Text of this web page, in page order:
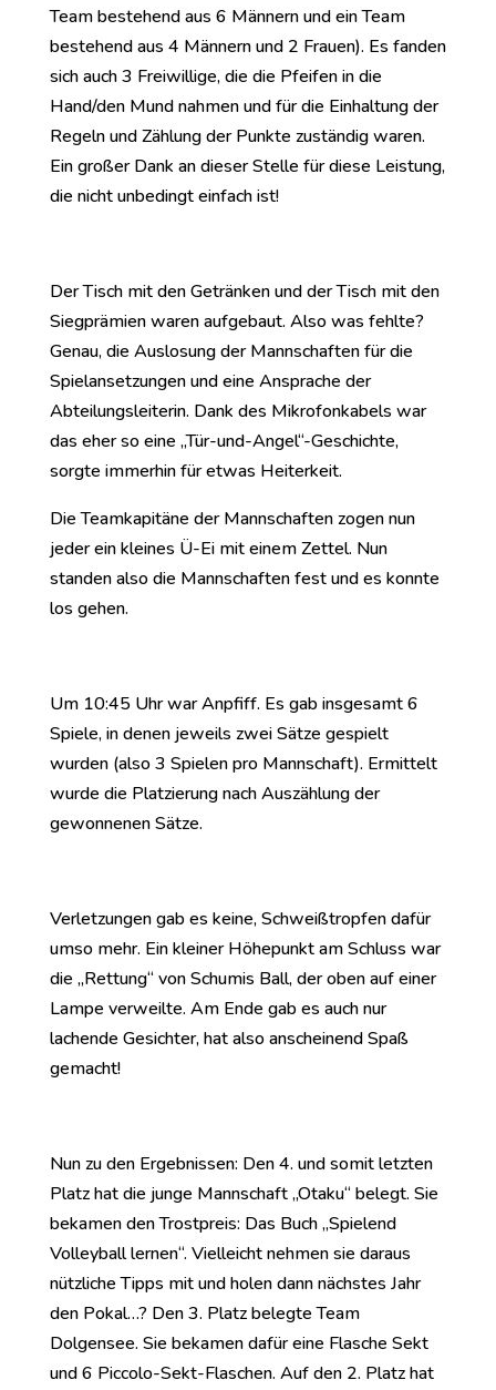
Team bestehend aus 6 Männern und ein Team
bestehend aus 4 Männern und 2 Frauen). Es fanden
sich auch 3 Freiwillige, die die Pfeifen in die
Hand/den Mund nahmen und für die Einhaltung der
Regeln und Zählung der Punkte zuständig waren.
Ein großer Dank an dieser Stelle für diese Leistung,
die nicht unbedingt einfach ist!
Der Tisch mit den Getränken und der Tisch mit den
Siegprämien waren aufgebaut. Also was fehlte?
Genau, die Auslosung der Mannschaften für die
Spielansetzungen und eine Ansprache der
Abteilungsleiterin. Dank des Mikrofonkabels war
das eher so eine „Tür-und-Angel“-Geschichte,
sorgte immerhin für etwas Heiterkeit.
Die Teamkapitäne der Mannschaften zogen nun
jeder ein kleines Ü-Ei mit einem Zettel. Nun
standen also die Mannschaften fest und es konnte
los gehen.
Um 10:45 Uhr war Anpfiff. Es gab insgesamt 6
Spiele, in denen jeweils zwei Sätze gespielt
wurden (also 3 Spielen pro Mannschaft). Ermittelt
wurde die Platzierung nach Auszählung der
gewonnenen Sätze.
Verletzungen gab es keine, Schweißtropfen dafür
umso mehr. Ein kleiner Höhepunkt am Schluss war
die „Rettung“ von Schumis Ball, der oben auf einer
Lampe verweilte. Am Ende gab es auch nur
lachende Gesichter, hat also anscheinend Spaß
gemacht!
Nun zu den Ergebnissen: Den 4. und somit letzten
Platz hat die junge Mannschaft „Otaku“ belegt. Sie
bekamen den Trostpreis: Das Buch „Spielend
Volleyball lernen“. Vielleicht nehmen sie daraus
nützliche Tipps mit und holen dann nächstes Jahr
den Pokal…? Den 3. Platz belegte Team
Dolgensee. Sie bekamen dafür eine Flasche Sekt
und 6 Piccolo-Sekt-Flaschen. Auf den 2. Platz hat